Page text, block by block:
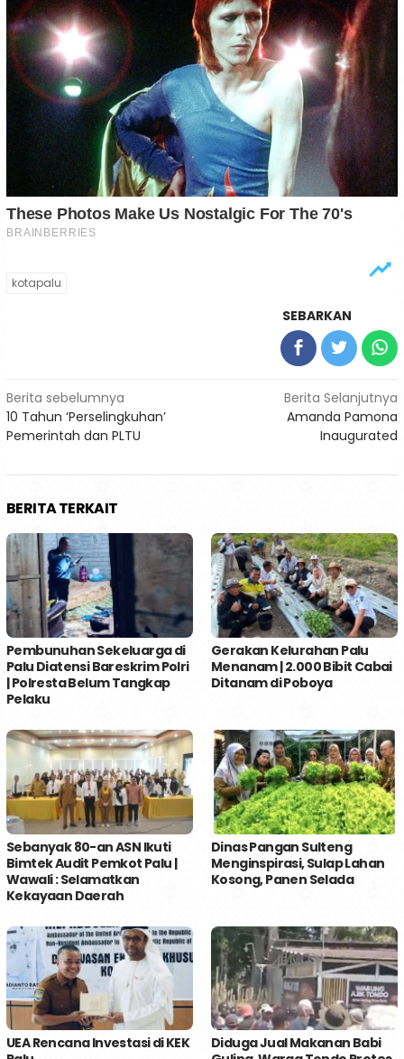
kotapalu
SEBARKAN
Navigasi
pos
Berita sebelumnya
10 Tahun ‘Perselingkuhan’
Pemerintah dan PLTU
Berita Selanjutnya
Amanda Pamona
Inaugurated
BERITA TERKAIT
Pembunuhan Sekeluarga di
Palu Diatensi Bareskrim Polri
| Polresta Belum Tangkap
Pelaku
Gerakan Kelurahan Palu
Menanam | 2.000 Bibit Cabai
Ditanam di Poboya
Sebanyak 80-an ASN Ikuti
Bimtek Audit Pemkot Palu |
Wawali : Selamatkan
Kekayaan Daerah
Dinas Pangan Sulteng
Menginspirasi, Sulap Lahan
Kosong, Panen Selada
UEA Rencana Investasi di KEK
Diduga Jual Makanan Babi